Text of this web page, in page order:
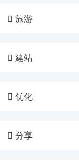
 旅游
 建站
 优化
 分享